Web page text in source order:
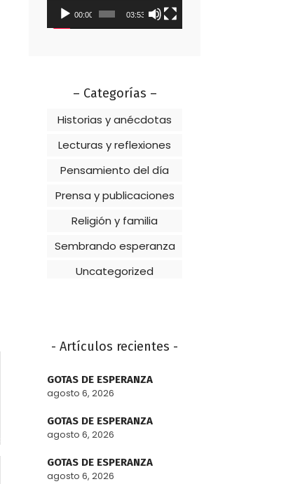
00:00 03:53
– Categorías –
Historias y anécdotas
Lecturas y reflexiones
Pensamiento del día
Prensa y publicaciones
Religión y familia
Sembrando esperanza
Uncategorized
- Artículos recientes -
GOTAS DE ESPERANZA
agosto 6, 2026
GOTAS DE ESPERANZA
agosto 6, 2026
GOTAS DE ESPERANZA
agosto 6, 2026